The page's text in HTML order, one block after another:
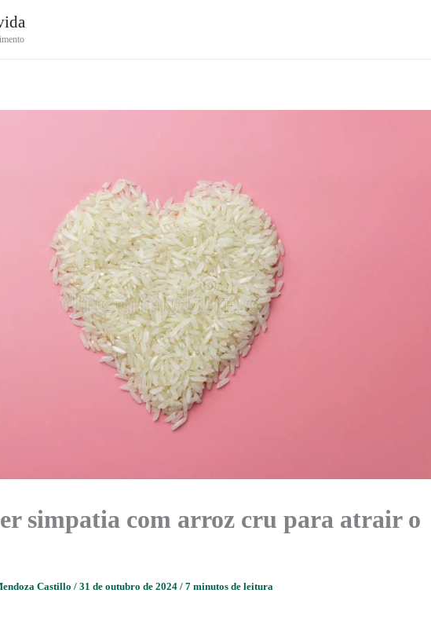
simpatia com arroz cru para atrair o
Castillo / 31 de outubro de 2024 / 7 minutos de leitura